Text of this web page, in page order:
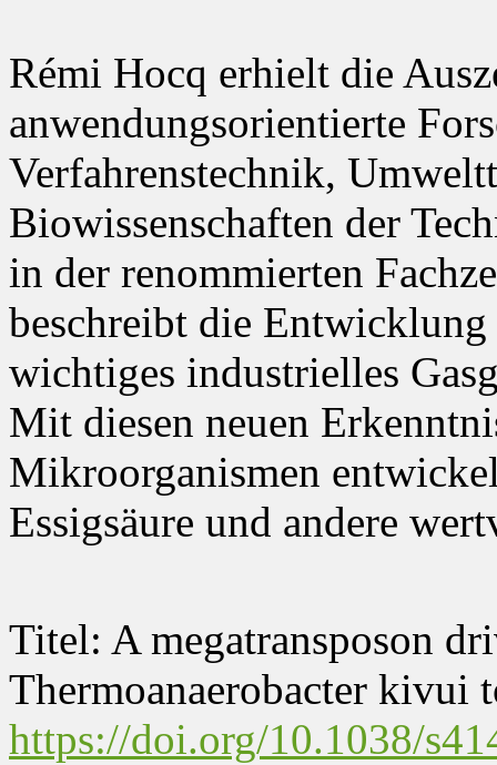
Rémi Hocq erhielt die
anwendungsorientierte
Verfahrenstechnik,
Biowissenschaften der
in der renommierten
beschreibt die Entwicklung
wichtiges industrielles
Mit diesen neuen
Mikroorganismen
Essigsäure und andere
Titel: A megatransposon
Thermoanaerobacter kivui
https://doi.org/10.1038/